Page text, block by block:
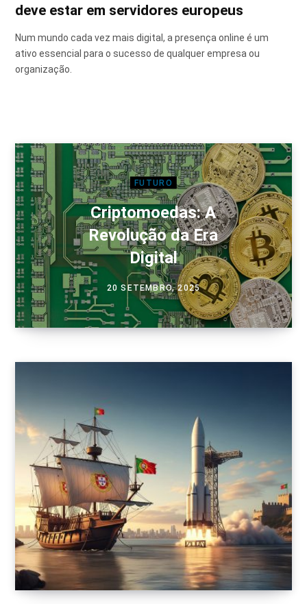
deve estar em servidores europeus
Num mundo cada vez mais digital, a presença online é um
ativo essencial para o sucesso de qualquer empresa ou
organização.
FUTURO
Criptomoedas: A
Revolução da Era
Digital
20 SETEMBRO, 2025